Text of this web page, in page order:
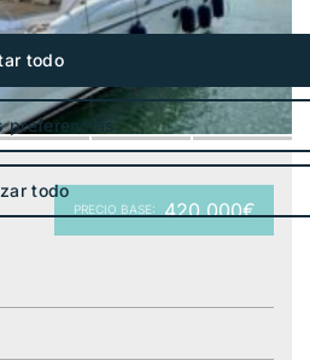
PRECIO BASE: 420 000€